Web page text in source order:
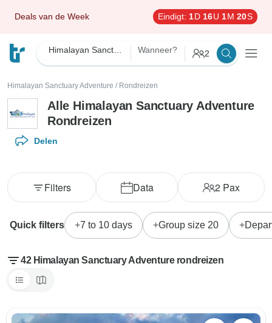
Deals van de Week Eindigt: 1D 16U 1M 18S
Wanneer? 2
Himalayan Sanctuary Adventure / Rondreizen
Alle Himalayan Sanctuary Adventure
Rondreizen
Delen
Data 2 Pax
Filters
Quick filters 7 to 10 days Group size 20
42 Himalayan Sanctuary Adventure rondreizen